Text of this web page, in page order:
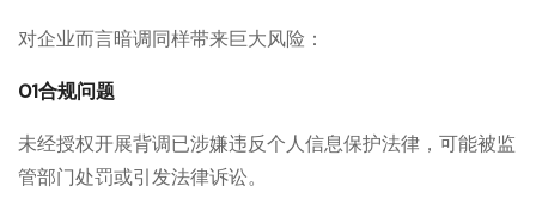
对企业而言暗调同样带来巨大风险：
01合规问题
未经授权开展背调已涉嫌违反个人信息保护法律，可能被监
管部门处罚或引发法律诉讼。